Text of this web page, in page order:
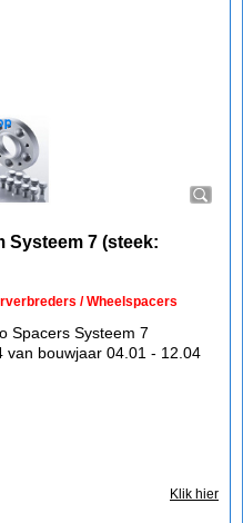
Systeem 7 (steek:
/ Wheelspacers
Spacers Systeem 7
van bouwjaar 04.01 - 12.04
Klik hier